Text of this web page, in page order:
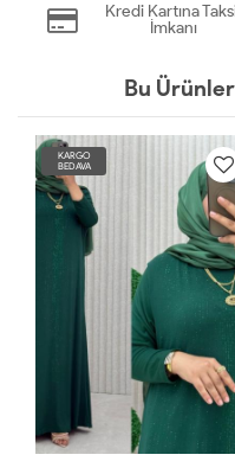
Kredi Kartına
İmkanı
Bu
KARGO
BEDAVA